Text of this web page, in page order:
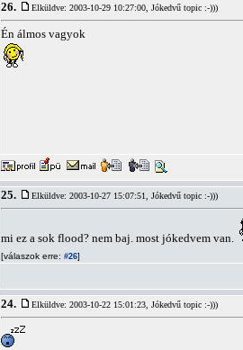
26. Elküldve: 2003-10-29 10:27:00, Jókedvű topic :-)))
Én álmos vagyok
25. Elküldve: 2003-10-27 15:07:51, Jókedvű topic :-)))
mi ez a sok flood? nem baj. most jókedvem van.
[válaszok erre: #26]
24. Elküldve: 2003-10-22 15:01:23, Jókedvű topic :-)))